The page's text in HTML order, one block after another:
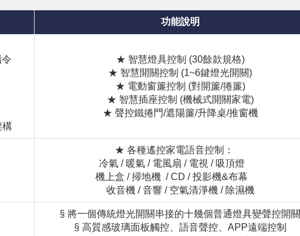
功能說明
構
★ 智慧燈具控制 (30餘款規格)
★ 智慧開關控制 (1~6鍵燈光開關)
★ 電動窗簾控制 (對開簾/捲簾)
★ 智慧插座控制 (機械式開關家電)
★ 聲控鐵捲門/遮陽簾/升降桌/推窗機
★ 各種遙控家電語音控制：
冷氣 / 暖氣 / 電風扇 / 電視 / 吸頂燈
機上盒 / 掃地機 / CD / 投影機&布幕
收音機 / 音響 / 空氣清淨機 / 除濕機
§ 將一個傳統燈光開關串接的十幾個普通燈具變聲控開關
§ 高質感玻璃面板觸控、語音聲控、APP遠端控制